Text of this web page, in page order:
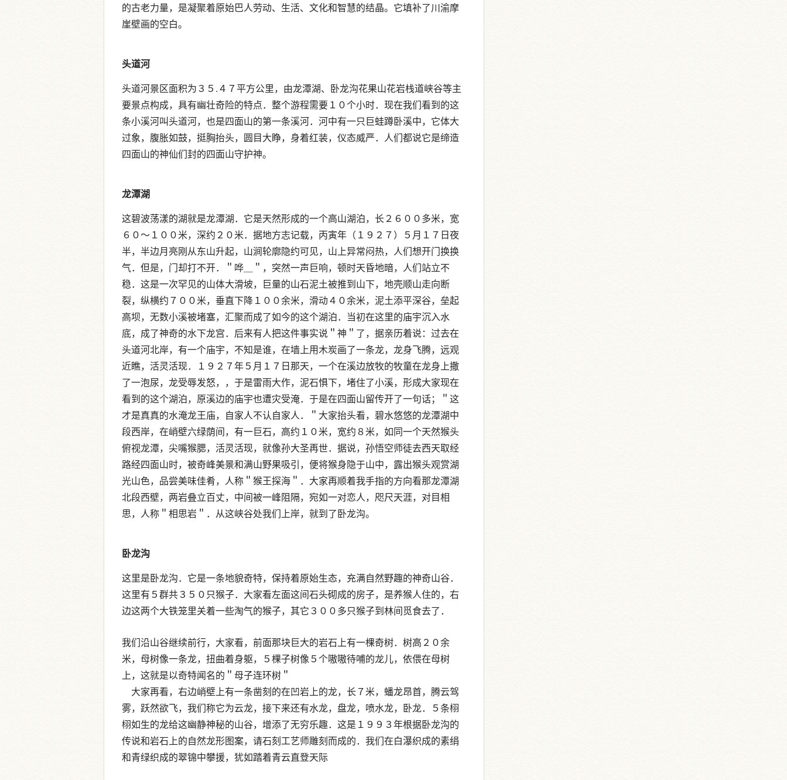
的古老力量，是凝聚着原始巴人劳动、生活、文化和智慧的结晶。它填补了川渝摩
崖壁画的空白。
头道河
头道河景区面积为３５.４７平方公里，由龙潭湖、卧龙沟花果山花岩栈道峡谷等主
要景点构成，具有幽壮奇险的特点．整个游程需要１０个小时．现在我们看到的这
条小溪河叫头道河，也是四面山的第一条溪河．河中有一只巨蛙蹲卧溪中，它体大
过象，腹胀如鼓，挺胸抬头，圆目大睁，身着红装，仪态威严．人们都说它是缔造
四面山的神仙们封的四面山守护神。
龙潭湖
这碧波荡漾的湖就是龙潭湖．它是天然形成的一个高山湖泊，长２６００多米，宽
６０～１００米，深约２０米．据地方志记载，丙寅年（１９２７）５月１７日夜
半，半边月亮刚从东山升起，山涧轮廓隐约可见，山上异常闷热，人们想开门换换
气．但是，门却打不开．＂哗＿＂，突然一声巨响，顿时天昏地暗，人们站立不
稳．这是一次罕见的山体大滑坡，巨量的山石泥土被推到山下，地壳顺山走向断
裂，纵横约７００米，垂直下降１００余米，滑动４０余米，泥土添平深谷，垒起
高坝，无数小溪被堵塞，汇聚而成了如今的这个湖泊．当初在这里的庙宇沉入水
底，成了神奇的水下龙宫．后来有人把这件事实说＂神＂了，据亲历着说：过去在
头道河北岸，有一个庙宇，不知是谁，在墙上用木炭画了一条龙，龙身飞腾，远观
近瞧，活灵活现．１９２７年５月１７日那天，一个在溪边放牧的牧童在龙身上撒
了一泡尿，龙受辱发怒，，于是雷雨大作，泥石惧下，堵住了小溪，形成大家现在
看到的这个湖泊，原溪边的庙宇也遭灾受淹．于是在四面山留传开了一句话；＂这
才是真真的水淹龙王庙，自家人不认自家人．＂大家抬头看，碧水悠悠的龙潭湖中
段西岸，在峭壁六绿荫间，有一巨石，高约１０米，宽约８米，如同一个天然猴头
俯视龙潭，尖嘴猴腮，活灵活现，就像孙大圣再世．据说，孙悟空师徒去西天取经
路经四面山时，被奇峰美景和满山野果吸引，便将猴身隐于山中，露出猴头观赏湖
光山色，品尝美味佳肴，人称＂猴王探海＂．大家再顺着我手指的方向看那龙潭湖
北段西壁，两岩叠立百丈，中间被一峰阻隔，宛如一对恋人，咫尺天涯，对目相
思，人称＂相思岩＂．从这峡谷处我们上岸，就到了卧龙沟。
卧龙沟
这里是卧龙沟．它是一条地貌奇特，保持着原始生态，充满自然野趣的神奇山谷．
这里有５群共３５０只猴子．大家看左面这间石头砌成的房子，是养猴人住的，右
边这两个大铁笼里关着一些淘气的猴子，其它３００多只猴子到林间觅食去了．
我们沿山谷继续前行，大家看，前面那块巨大的岩石上有一棵奇树．树高２０余
米，母树像一条龙，扭曲着身躯，５棵子树像５个嗷嗷待哺的龙儿，依偎在母树
上，这就是以奇特闻名的＂母子连环树＂
大家再看，右边峭壁上有一条凿刻的在凹岩上的龙，长７米，蟠龙昂首，腾云驾
雾，跃然欲飞，我们称它为云龙，接下来还有水龙，盘龙，喷水龙，卧龙．５条栩
栩如生的龙给这幽静神秘的山谷，增添了无穷乐趣．这是１９９３年根据卧龙沟的
传说和岩石上的自然龙形图案，请石刻工艺师雕刻而成的．我们在白瀑织成的素绢
和青绿织成的翠锦中攀援，犹如踏着青云直登天际